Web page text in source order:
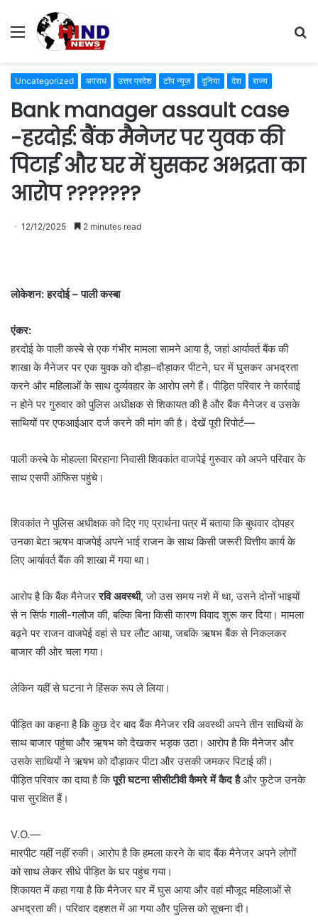
Menu
Uncategorized अपराध उत्तर प्रदेश टॉप न्यूज़ दुनिया देश राज्य
Bank manager assault case
-हरदोई: बैंक मैनेजर पर युवक की
पिटाई और घर में घुसकर अभद्रता का
आरोप ???????
12/12/2025 2 minutes read
लोकेशन: हरदोई – पाली कस्बा
एंकर:
हरदोई के पाली कस्बे से एक गंभीर मामला सामने आया है, जहां आर्यावर्त बैंक की
शाखा के मैनेजर पर एक युवक को दौड़ा–दौड़ाकर पीटने, घर में घुसकर अभद्रता
करने और महिलाओं के साथ दुर्व्यवहार के आरोप लगे हैं। पीड़ित परिवार ने कार्रवाई
न होने पर गुरुवार को पुलिस अधीक्षक से शिकायत की है और बैंक मैनेजर व उसके
साथियों पर एफआईआर दर्ज करने की मांग की है। देखें पूरी रिपोर्ट—
पाली कस्बे के मोहल्ला बिरहाना निवासी शिवकांत वाजपेई गुरुवार को अपने परिवार के
साथ एसपी ऑफिस पहुंचे।
शिवकांत ने पुलिस अधीक्षक को दिए गए प्रार्थना पत्र में बताया कि बुधवार दोपहर
उनका बेटा ऋषभ वाजपेई अपने भाई राजन के साथ किसी जरूरी वित्तीय कार्य के
लिए आर्यावर्त बैंक की शाखा में गया था।
आरोप है कि बैंक मैनेजररवि अवस्थी, जो उस समय नशे में था, उसने दोनों भाइयों
से न सिर्फ गाली-गलौज की, बल्कि बिना किसी कारण विवाद शुरू कर दिया। मामला
बढ़ने पर राजन वाजपेई वहां से घर लौट आया, जबकि ऋषभ बैंक से निकलकर
बाजार की ओर चला गया।
लेकिन यहीं से घटना ने हिंसक रूप ले लिया।
पीड़ित का कहना है कि कुछ देर बाद बैंक मैनेजर रवि अवस्थी अपने तीन साथियों के
साथ बाजार पहुंचा और ऋषभ को देखकर भड़क उठा। आरोप है कि मैनेजर और
उसके साथियों ने ऋषभ को दौड़ाकर पीटा और उसकी जमकर पिटाई की।
पीड़ित परिवार का दावा है किपूरी घटना सीसीटीवी कैमरे में कैद हैऔर फुटेज उनके
पास सुरक्षित हैं।
V.O.—
मारपीट यहीं नहीं रुकी। आरोप है कि हमला करने के बाद बैंक मैनेजर अपने लोगों
को साथ लेकर सीधे पीड़ित के घर पहुंच गया।
शिकायत में कहा गया है कि मैनेजर घर में घुस आया और वहां मौजूद महिलाओं से
अभद्रता की। परिवार दहशत में आ गया और पुलिस को सूचना दी।